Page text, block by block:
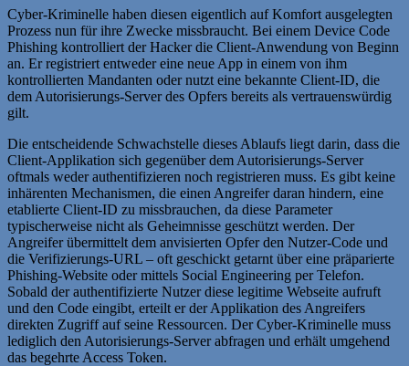
Cyber-Kriminelle haben diesen eigentlich auf Komfort ausgelegten
Prozess nun für ihre Zwecke missbraucht. Bei einem Device Code
Phishing kontrolliert der Hacker die Client-Anwendung von Beginn
an. Er registriert entweder eine neue App in einem von ihm
kontrollierten Mandanten oder nutzt eine bekannte Client-ID, die
dem Autorisierungs-Server des Opfers bereits als vertrauenswürdig
gilt.
Die entscheidende Schwachstelle dieses Ablaufs liegt darin, dass die
Client-Applikation sich gegenüber dem Autorisierungs-Server
oftmals weder authentifizieren noch registrieren muss. Es gibt keine
inhärenten Mechanismen, die einen Angreifer daran hindern, eine
etablierte Client-ID zu missbrauchen, da diese Parameter
typischerweise nicht als Geheimnisse geschützt werden. Der
Angreifer übermittelt dem anvisierten Opfer den Nutzer-Code und
die Verifizierungs-URL – oft geschickt getarnt über eine präparierte
Phishing-Website oder mittels Social Engineering per Telefon.
Sobald der authentifizierte Nutzer diese legitime Webseite aufruft
und den Code eingibt, erteilt er der Applikation des Angreifers
direkten Zugriff auf seine Ressourcen. Der Cyber-Kriminelle muss
lediglich den Autorisierungs-Server abfragen und erhält umgehend
das begehrte Access Token.